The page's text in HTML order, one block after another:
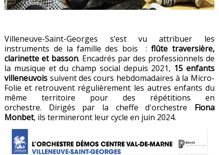
Villeneuve-Saint-Georges s’est vu attribuer les
instruments de la famille des bois :flûte traversière,
clarinette et basson. Encadrés par des professionnels de
la musique et du champ social depuis 2021, 15 enfants
villeneuvois suivent des cours hebdomadaires à la Micro-
Folie et retrouvent régulièrement les autres enfants du
même territoire pour des répétitions en
orchestre. Dirigés par la cheffe d'orchestre Fiona
Monbet, ils termineront leur cycle en juin 2024.